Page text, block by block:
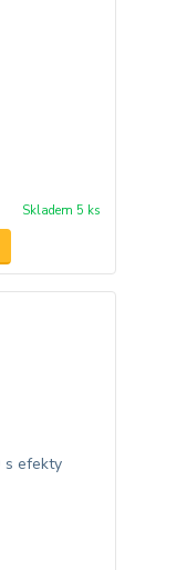
Skladem 5 ks